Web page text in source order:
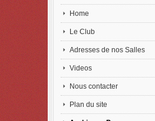
Home
Le Club
Adresses de nos Salles
Videos
Nous contacter
Plan du site